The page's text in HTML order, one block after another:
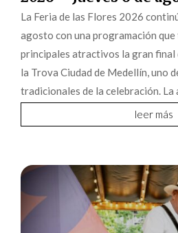
La Feria de las Flores 2026
agosto con una programación que
principales atractivos la gran final
la Trova Ciudad de Medellín, uno
tradicionales de la celebración. La
leer más